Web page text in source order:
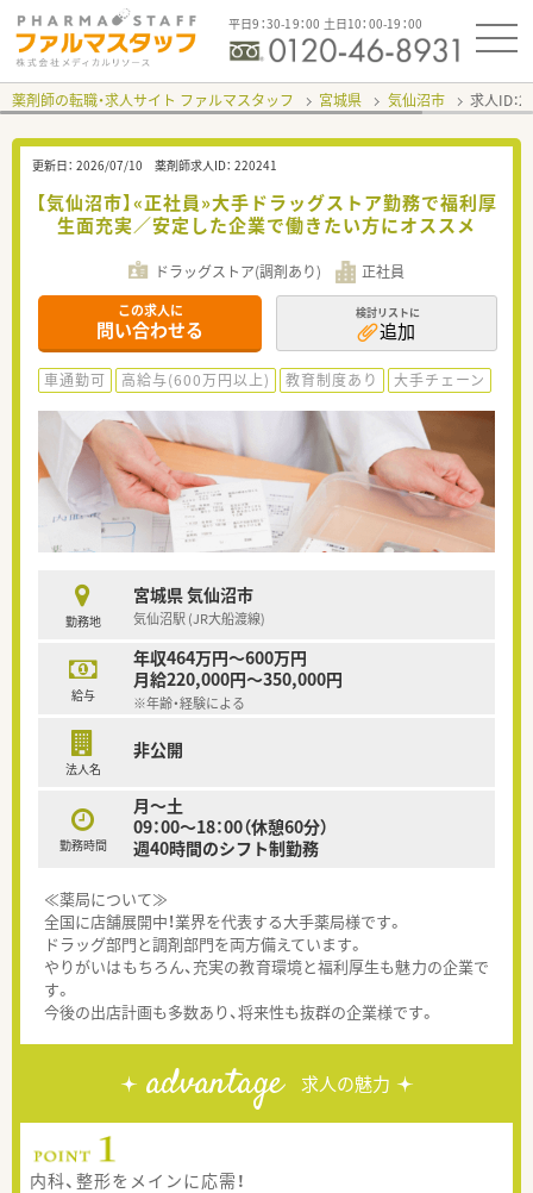
平日9：30-19：00 土日10：00-19：00
薬剤師の転職・求人サイト ファルマスタッフ 宮城県 気仙沼市 求人ID：
更新日： 2026/07/10 薬剤師求人ID： 220241
【気仙沼市】«正社員»大手ドラッグストア勤務で福利厚
生面充実／安定した企業で働きたい方にオススメ
ドラッグストア(調剤あり) 正社員
この求人に
問い合わせる
検討リストに
追加
車通勤可 高給与(600万円以上) 教育制度あり 大手チェーン
勤務地
宮城県 気仙沼市
気仙沼駅 (JR大船渡線)
給与
年収464万円～600万円
月給220,000円～350,000円
※年齢・経験による
法人名
非公開
勤務時間
月～土
09：00～18：00（休憩60分）
週40時間のシフト制勤務
≪薬局について≫
全国に店舗展開中！業界を代表する大手薬局様です。
ドラッグ部門と調剤部門を両方備えています。
やりがいはもちろん、充実の教育環境と福利厚生も魅力の企業で
す。
今後の出店計画も多数あり、将来性も抜群の企業様です。
advantage 求人の魅力
内科、整形をメインに応需！